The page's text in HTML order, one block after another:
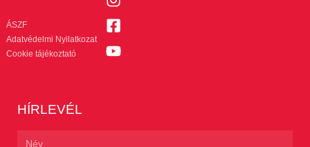
ÁSZF
Adatvédelmi Nyilatkozat
Cookie tájékoztató
HÍRLEVÉL